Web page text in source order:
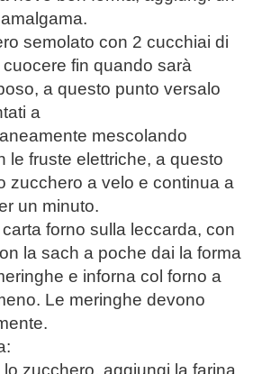
semolato con 2 cucchiai di
fin quando sarà
a questo punto versalo
a
mescolando
le fruste elettriche, a questo
zucchero a velo e continua a
un minuto.
forno sulla leccarda, con
la sach a poche dai la forma
e inforna col forno a
Le meringhe devono
zucchero, aggiungi la farina